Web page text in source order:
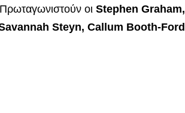
οι Stephen Graham,
Steyn, Callum Booth-Ford